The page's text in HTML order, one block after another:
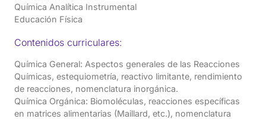
Química Analítica Instrumental
Educación Física
Contenidos curriculares:
Química General: Aspectos generales de las Reacciones
Químicas, estequiometría, reactivo limitante, rendimiento
de reacciones, nomenclatura inorgánica.
Química Orgánica: Biomoléculas, reacciones específicas
en matrices alimentarias (Maillard, etc.), nomenclatura